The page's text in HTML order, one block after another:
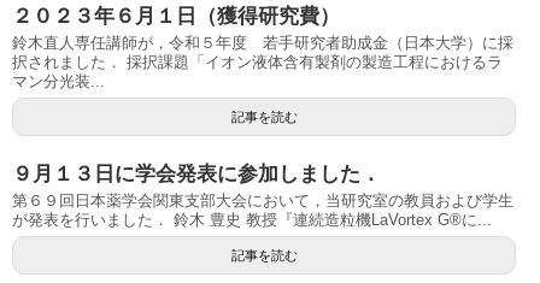
２０２３年６月１日（獲得研究費）
鈴木直人専任講師が，令和５年度 若手研究者助成金（日本大学）に採
択されました． 採択課題「イオン液体含有製剤の製造⼯程におけるラ
マン分光装...
記事を読む
９月１３日に学会発表に参加しました．
第６９回日本薬学会関東支部大会において，当研究室の教員および学生
が発表を行いました． 鈴木 豊史 教授『連続造粒機LaVortex G®に...
記事を読む